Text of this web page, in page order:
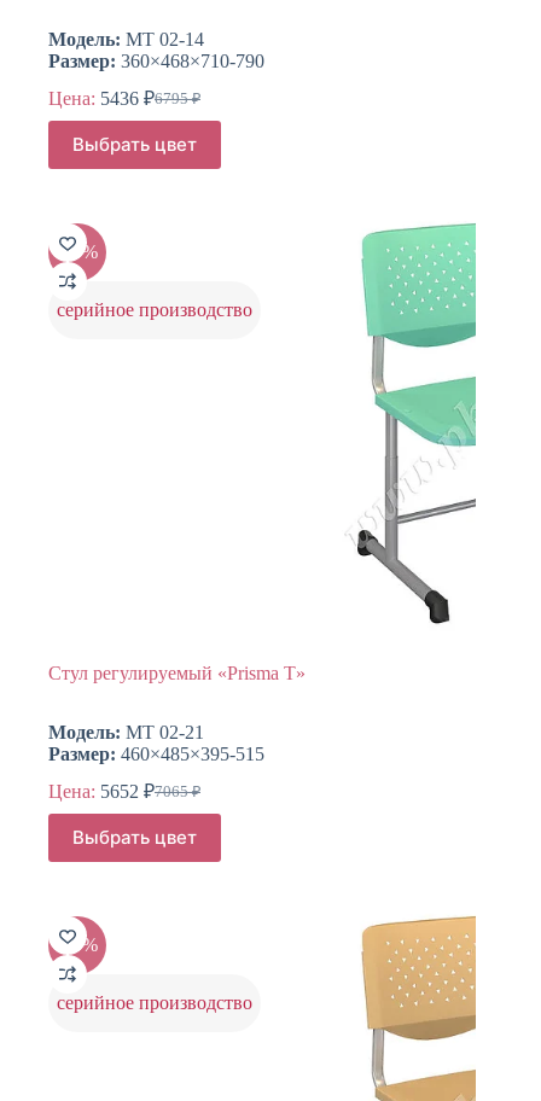
Модель: МТ 02-14
Размер: 360×468×710-790
Цена:
6795₽
Первоначальная
цена
составляла
6795 ₽.
5436 ₽Текущая
цена:
5436 ₽.
Выбрать цвет
Этот
товар
имеет
Опции
можно
выбрать
на
странице
-20%
серийное производство
Стул регулируемый «Prisma T»
Модель: МТ 02-21
Размер: 460×485×395-515
Цена:
7065₽
Первоначальная
цена
составляла
7065 ₽.
5652 ₽Текущая
цена:
5652 ₽.
Выбрать цвет
Этот
товар
имеет
Опции
можно
выбрать
на
странице
-20%
серийное производство